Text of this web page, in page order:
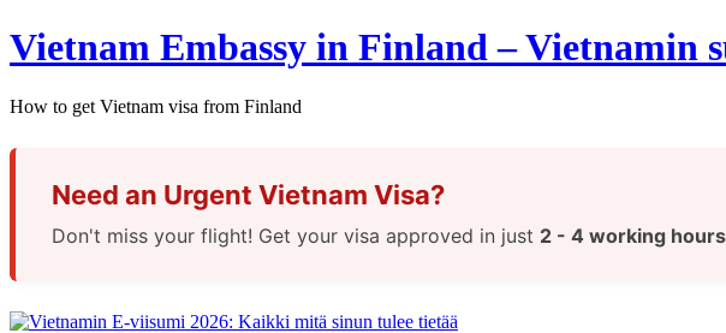
Vietnam Embassy in Finland – Vietnamin
How to get Vietnam visa from Finland
Need an Urgent Vietnam Visa?
Don't miss your flight! Get your visa approved in just 2 - 4 working hours